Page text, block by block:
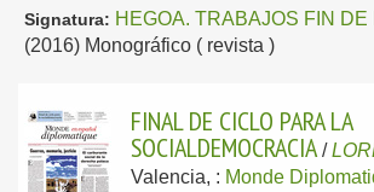
Signatura: HEGOA. TRABAJOS FIN DE
(2016) Monográfico ( revista )
FINAL DE CICLO PARA LA
SOCIALDEMOCRACIA /
Valencia, : Monde